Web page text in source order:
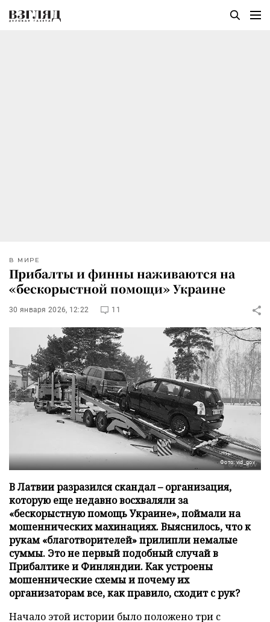
В МИРЕ
Прибалты и финны наживаются на
«бескорыстной помощи» Украине
30 января 2026, 12:22 11
Фото: vid_gov
В Латвии разразился скандал – организация,
которую еще недавно восхваляли за
«бескорыстную помощь Украине», поймали на
мошеннических махинациях. Выяснилось, что к
рукам «благотворителей» прилипли немалые
суммы. Это не первый подобный случай в
Прибалтике и Финляндии. Как устроены
мошеннические схемы и почему их
организаторам все, как правило, сходит с рук?
Начало этой истории было положено три с